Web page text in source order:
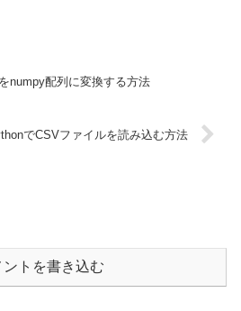
numpy配列に変換する方法
でCSVファイルを読み込む方法
ントを書き込む